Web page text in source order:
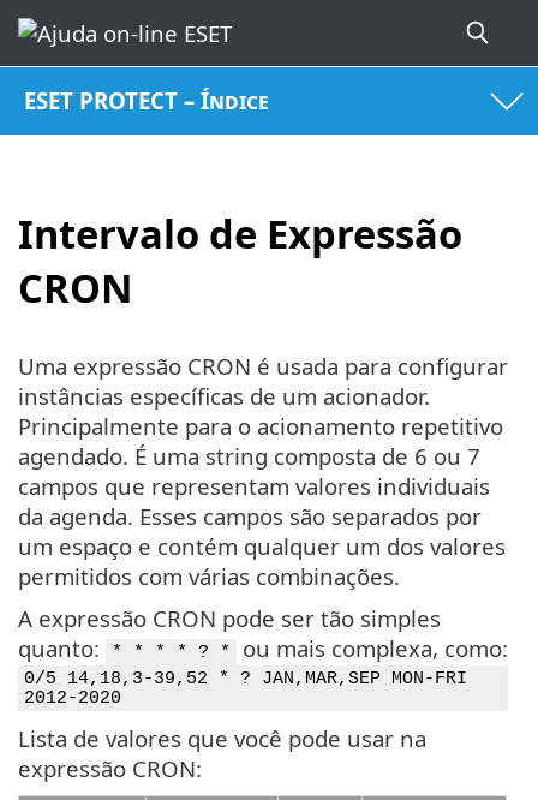
ESET PROTECT – Índice
Intervalo de Expressão
CRON
Uma expressão CRON é usada para configurar
instâncias específicas de um acionador.
Principalmente para o acionamento repetitivo
agendado. É uma string composta de 6 ou 7
campos que representam valores individuais
da agenda. Esses campos são separados por
um espaço e contém qualquer um dos valores
permitidos com várias combinações.
A expressão CRON pode ser tão simples
quanto:
* * * * ? * ou mais complexa, como:
0/5 14,18,3-39,52 * ? JAN,MAR,SEP MON-FRI
2012-2020
Lista de valores que você pode usar na
expressão CRON: